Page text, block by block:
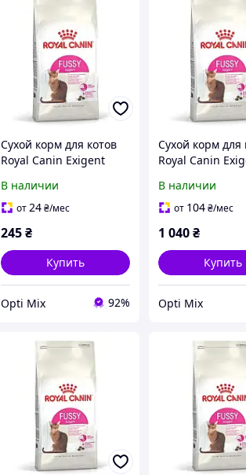
Сухой корм для котов
Royal Canin Exigent
привередливым
аппетитом 400г
В наличии
от24₴/мес
245₴
Купить
Opti Mix 92%
Сухой корм для
Royal Canin
привередливым
аппетитом 2 кг
В наличии
от 104₴/мес
1 040₴
Купить
Opti Mix